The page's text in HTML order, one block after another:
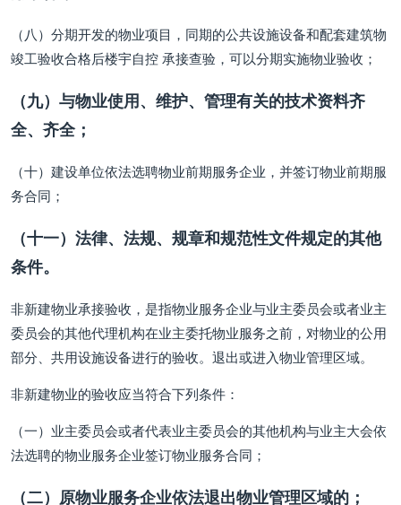
（八）分期开发的物业项目，同期的公共设施设备和配套建筑物
竣工验收合格后楼宇自控 承接查验，可以分期实施物业验收；
（九）与物业使用、维护、管理有关的技术资料齐
全、齐全；
（十）建设单位依法选聘物业前期服务企业，并签订物业前期服
务合同；
（十一）法律、法规、规章和规范性文件规定的其他
条件。
非新建物业承接验收，是指物业服务企业与业主委员会或者业主
委员会的其他代理机构在业主委托物业服务之前，对物业的公用
部分、共用设施设备进行的验收。退出或进入物业管理区域。
非新建物业的验收应当符合下列条件：
（一）业主委员会或者代表业主委员会的其他机构与业主大会依
法选聘的物业服务企业签订物业服务合同；
（二）原物业服务企业依法退出物业管理区域的；